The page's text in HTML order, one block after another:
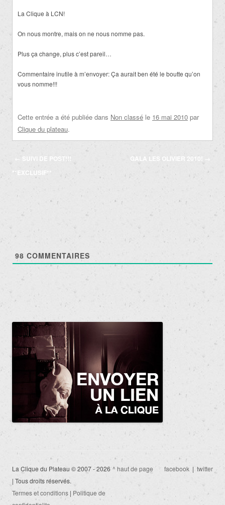
La Clique à LCN!
On nous montre, mais on ne nous nomme pas.
Plus ça change, plus c’est pareil…
Commentaire inutile à m’envoyer: Ça aurait ben été le boutte qu’on
vous nomme!!!
Cette entrée a été publiée dans Non classé le 16 mai 2010 par
Clique du plateau.
Navigation
des
←
SUIVI DE POST!!!
**EXCLUSIF**
GALA LES OLIVIER 2010! →
98 COMMENTAIRES
La Clique du Plateau © 2007 - 2026
| Tous droits réservés.
Termes et conditions | Politique de
^ haut de page facebook | twitter